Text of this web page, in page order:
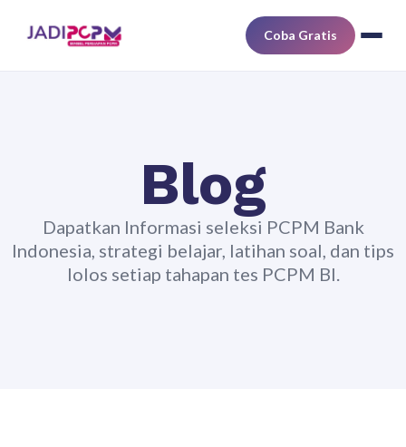
Coba Gratis
Blog
Dapatkan Informasi seleksi PCPM Bank
Indonesia, strategi belajar, latihan soal, dan tips
lolos setiap tahapan tes PCPM BI.